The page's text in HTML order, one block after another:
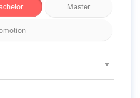
Master